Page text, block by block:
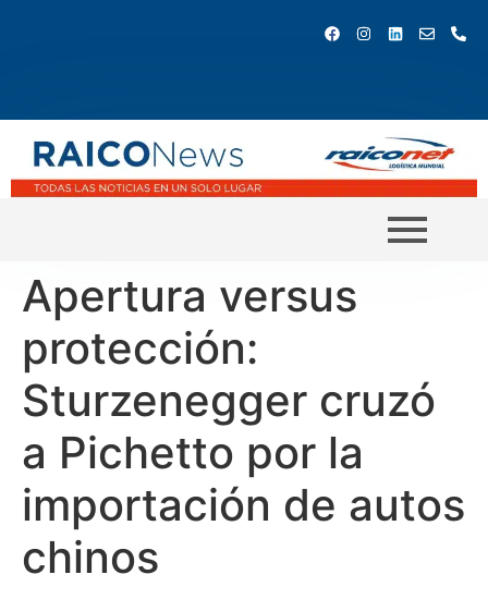
Apertura versus
protección:
Sturzenegger cruzó
a Pichetto por la
importación de autos
chinos